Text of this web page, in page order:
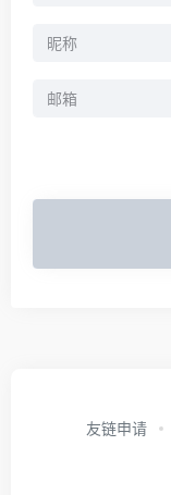
友链申请